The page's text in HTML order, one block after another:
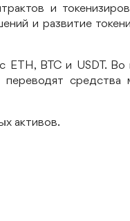
и
и развитие
ETH, BTC и USDT. Во
средства
активов.